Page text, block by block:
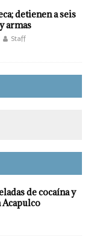
detienen a seis
armas
Staff
de cocaína y
Acapulco